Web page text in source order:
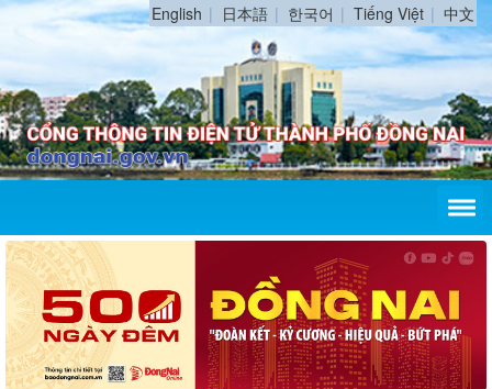
English 日本語 한국어 Tiếng Việt 中文